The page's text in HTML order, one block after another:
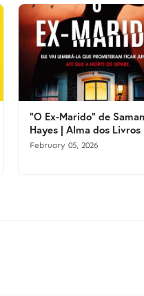
"O Ex-Marido" de
Hayes | Alma dos Livros
February 05, 2026